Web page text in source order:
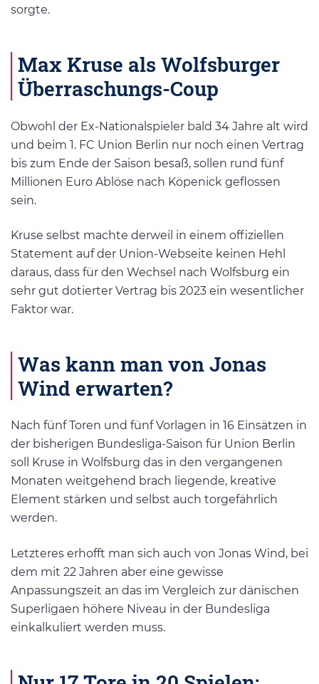
sorgte.
Max Kruse als Wolfsburger
Überraschungs-Coup
Obwohl der Ex-Nationalspieler bald 34 Jahre alt wird
und beim 1. FC Union Berlin nur noch einen Vertrag
bis zum Ende der Saison besaß, sollen rund fünf
Millionen Euro Ablöse nach Köpenick geflossen
sein.
Kruse selbst machte derweil in einem offiziellen
Statement auf der Union-Webseite keinen Hehl
daraus, dass für den Wechsel nach Wolfsburg ein
sehr gut dotierter Vertrag bis 2023 ein wesentlicher
Faktor war.
Was kann man von Jonas
Wind erwarten?
Nach fünf Toren und fünf Vorlagen in 16 Einsätzen in
der bisherigen Bundesliga-Saison für Union Berlin
soll Kruse in Wolfsburg das in den vergangenen
Monaten weitgehend brach liegende, kreative
Element stärken und selbst auch torgefährlich
werden.
Letzteres erhofft man sich auch von Jonas Wind, bei
dem mit 22 Jahren aber eine gewisse
Anpassungszeit an das im Vergleich zur dänischen
Superligaen höhere Niveau in der Bundesliga
einkalkuliert werden muss.